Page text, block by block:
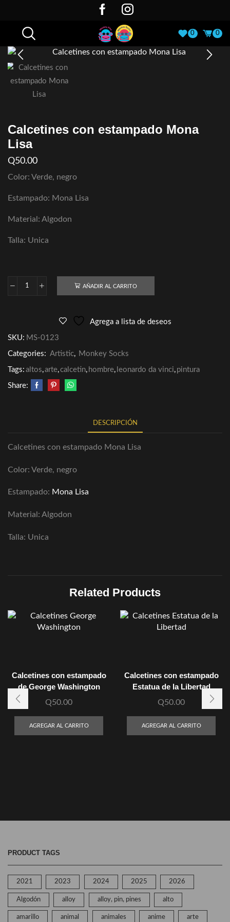
0 0
Calcetines con estampado Mona
Lisa
Q50.00
Color: Verde, negro
Estampado: Mona Lisa
Material: Algodon
Talla: Unica
AÑADIR AL CARRITO
Agrega a lista de deseos
SKU: MS-0123
Categories: Artistic, Monkey Socks
Tags: altos,arte,calcetin, hombre, leonardo da vinci, pintura
Share:
DESCRIPCIÓN
Calcetines con estampado Mona Lisa
Color: Verde, negro
Estampado: Mona Lisa
Material: Algodon
Talla: Unica
Related Products
Calcetines con estampado
de George Washington
Q50.00
AGREGAR AL CARRITO
Calcetines con estampado
Estatua de la Libertad
Q50.00
AGREGAR AL CARRITO
PRODUCT TAGS
2021 2023 2024 2025 2026
Algodón alloy alloy, pin, pines alto
amarillo animal animales anime arte